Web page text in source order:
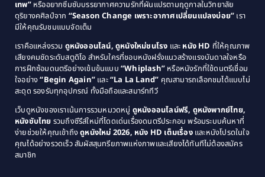
Comedy ตลก(515)
Coming of Age ก้าวพ้นวัย(1)
Coming-of-Age(3)
Community(1)
Crime อาชญากรรม(78)
1983
1982
1979
1978
1976
1975
1974
1971
1970
1969
1968
1964
1963
เทพ”หรืออยากซึมซับบรรยากาศความรักที่ผันแปรตามฤดูกาลในวิทยาลัย
ดุริยางคศิลป์จาก “Season Change เพราะอากาศเปลี่ยนแปลงบ่อย” เรา
มีให้คุณรับชมแบบจัดเต็ม
เราคือแหล่งรวม ดูหนังออนไลน์, ดูหนังใหม่ชนโรง และ หนัง HD ที่ให้คุณภาพ
เสียงคมชัดระดับสตูดิโอ สำหรับใครที่ชอบหนังฝรั่งแนวสร้างแรงบันดาลใจหรือ
การฝึกซ้อมดนตรีอย่างเข้มข้นแบบ “Whiplash” หรือหนังรักที่ใช้ดนตรีเชื่อม
ใจอย่าง“Begin Again” และ“La La Land” คุณสามารถเลือกชมได้แบบไม่
สะดุด รองรับทุกอุปกรณ์ ทั้งมือถือและสมาร์ททีวี
เว็บดูหนังของเราเน้นการรวมหมวดหมู่ ดูหนังออนไลน์ฟรี, ดูหนังพากย์ไทย,
หนังซับไทย รวมถึงซีรีส์ใหม่ที่โดดเด่นเรื่องดนตรีประกอบ พร้อมระบบค้นหาที่
ง่ายช่วยให้คุณเข้าถึงดูหนังใหม่ 2026, หนัง HD เต็มเรื่องและหนังโปรดในใจ
คุณได้อย่างรวดเร็ว สัมผัสสุนทรียภาพแห่งภาพและเสียงได้ทันทีไม่ต้องสมัคร
สมาชิก